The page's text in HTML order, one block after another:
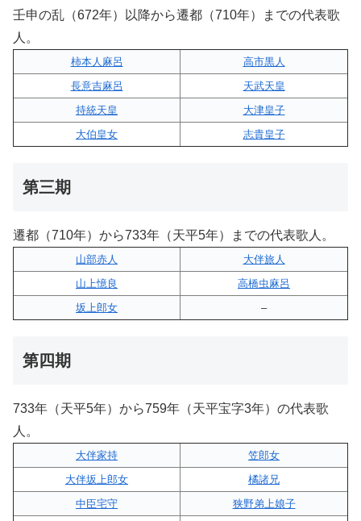
壬申の乱（672年）以降から遷都（710年）までの代表歌
人。
柿本人麻呂
高市黒人
長意吉麻呂
天武天皇
持統天皇
大津皇子
大伯皇女
志貴皇子
第三期
遷都（710年）から733年（天平5年）までの代表歌人。
山部赤人
大伴旅人
山上憶良
高橋虫麻呂
坂上郎女
–
第四期
733年（天平5年）から759年（天平宝字3年）の代表歌
人。
大伴家持
笠郎女
大伴坂上郎女
橘諸兄
中臣宅守
狭野弟上娘子